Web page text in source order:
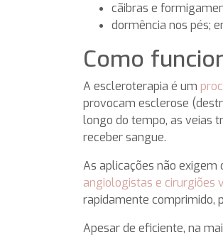
cãibras e
dormência nos pés;
Como
A escleroterapia é um
provocam esclerose
longo do tempo, as veias
receber sangue.
As aplicações não exigem
angiologistas e cirurgiões
rapidamente comprimido,
Apesar de eficiente, na